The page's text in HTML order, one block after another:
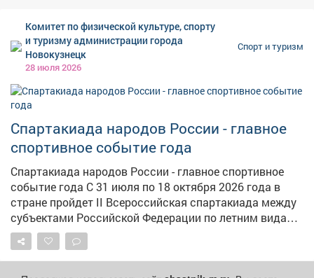
международных соревнований, а их достижения
вписаны в историю мирового спорта. Кузбасс также
внес значительный вклад в развитие тяжелой
спортсменов международного уровня, чьи победы
стали предметом гордости не только для области, но
и для всей страны. В карточках расскажем об истории
тяжелой атлетики, ее особенностях и выдающихся
кузбасских спортсменах.
Комитет по физической культуре, спорту
и туризму администрации города
Новокузнецк
28 июля 2026
Спорт и туризм
Спартакиада народов России - главное
спортивное событие года
Спартакиада народов России - главное спортивное
событие года С 31 июля по 18 октября 2026 года в
стране пройдет II Всероссийская спартакиада между
субъектами Российской Федерации по летним видам
спорта - масштабные соревнования, которые
объединят сильнейших спортсменов со всей России.
Для многих участников Спартакиада станет важным